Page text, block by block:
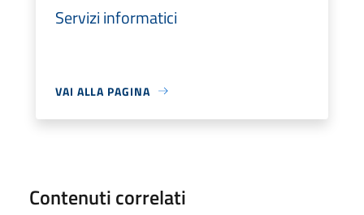
Servizi informatici
VAI ALLA PAGINA
Contenuti correlati